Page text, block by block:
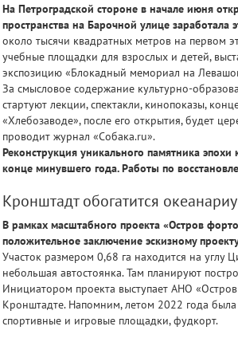
На Петроградской стороне в начале июня
пространства на Барочной улице заработала
около тысячи квадратных метров на первом
учебные площадки для взрослых и детей,
экспозицию «Блокадный мемориал на
За смысловое содержание культурно-
стартуют лекции, спектакли, кинопоказы,
«Хлебозаводе», после его открытия, будет
проводит журнал «Собака.ru».
Реконструкция уникального памятника
конце минувшего года. Работы по
Кронштадт обогатится
В рамках масштабного проекта «Остров
положительное заключение эскизному
Участок размером 0,68 га находится на углу
небольшая автостоянка. Там планируют
Инициатором проекта выступает АНО
Кронштадте. Напомним, летом 2022 года была
спортивные и игровые площадки, фудкорт.